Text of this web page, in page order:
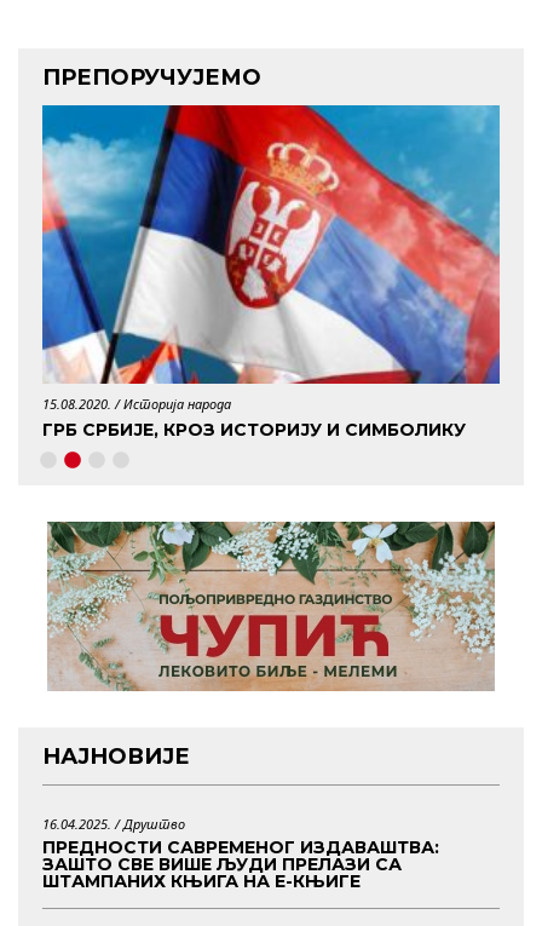
ПРЕПОРУЧУЈЕМО
15.08.2020. /Историја народа
ГРБ СРБИЈЕ, КРОЗ ИСТОРИЈУ И СИМБОЛИКУ
НАЈНОВИЈЕ
16.04.2025. /Друштво
ПРЕДНОСТИ САВРЕМЕНОГ ИЗДАВАШТВА:
ЗАШТО СВЕ ВИШЕ ЉУДИ ПРЕЛАЗИ СА
ШТАМПАНИХ КЊИГА НА Е-КЊИГЕ